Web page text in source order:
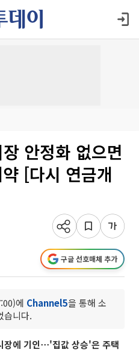
안정화 없으면
[다시 연금개
구글 선호매체 추가
에 Channel5을 통해 소
습니다.
장에 기인⋯'집값 상승'은 주택